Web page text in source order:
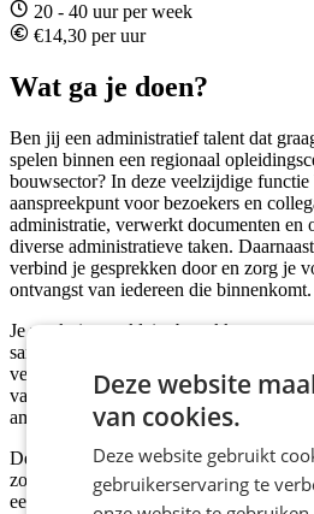
20 - 40 uur per week
€14,30 per uur
Wat ga je doen?
Ben jij een administratief talent dat
spelen binnen een regionaal
bouwsector? In deze veelzijdige functie
aanspreekpunt voor bezoekers en
administratie, verwerkt documenten en
diverse administratieve taken.
verbind je gesprekken door en zorg je
ontvangst van iedereen die binnenkomt.
Je werkt in een klein, betrokken team
samenwerking centraal staan. Zo draag
verlopen van het dagelijkse proces en
van zowel jongeren als volwassenen
ambiëren.
Deze functie is tijdelijk beschikbaar
zomervakantie, met een goede kans op
een mooie mogelijkheid voor wie snel
Deze website
van cookies.
Deze website gebruikt
gebruikerservaring te